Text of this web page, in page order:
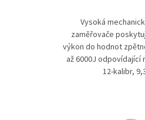
Vysoká
zaměřovače
výkon do hodnot
až 6000J odpovídající
12-kalibr,